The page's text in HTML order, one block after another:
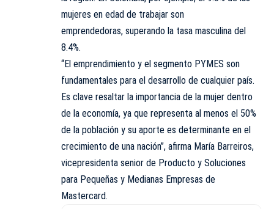
mujeres en edad de trabajar son
emprendedoras, superando la tasa masculina del
8.4%.
“El emprendimiento y el segmento PYMES son
fundamentales para el desarrollo de cualquier país.
Es clave resaltar la importancia de la mujer dentro
de la economía, ya que representa al menos el 50%
de la población y su aporte es determinante en el
crecimiento de una nación”, afirma María Barreiros,
vicepresidenta senior de Producto y Soluciones
para Pequeñas y Medianas Empresas de
Mastercard.